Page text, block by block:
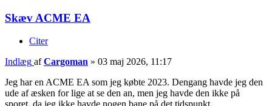
Skæv ACME EA
Citer
Indlæg afCargoman » 03 maj 2026, 11:17
Jeg har en ACME EA som jeg købte 2023. Dengang havde jeg den
ude af æsken for lige at se den an, men jeg havde den ikke på